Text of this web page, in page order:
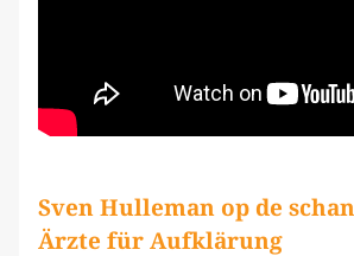
Sven Hulleman op de
Ärzte für Aufklärung